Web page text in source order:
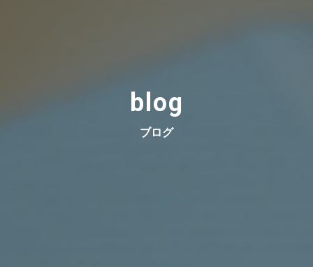
blog
ブログ